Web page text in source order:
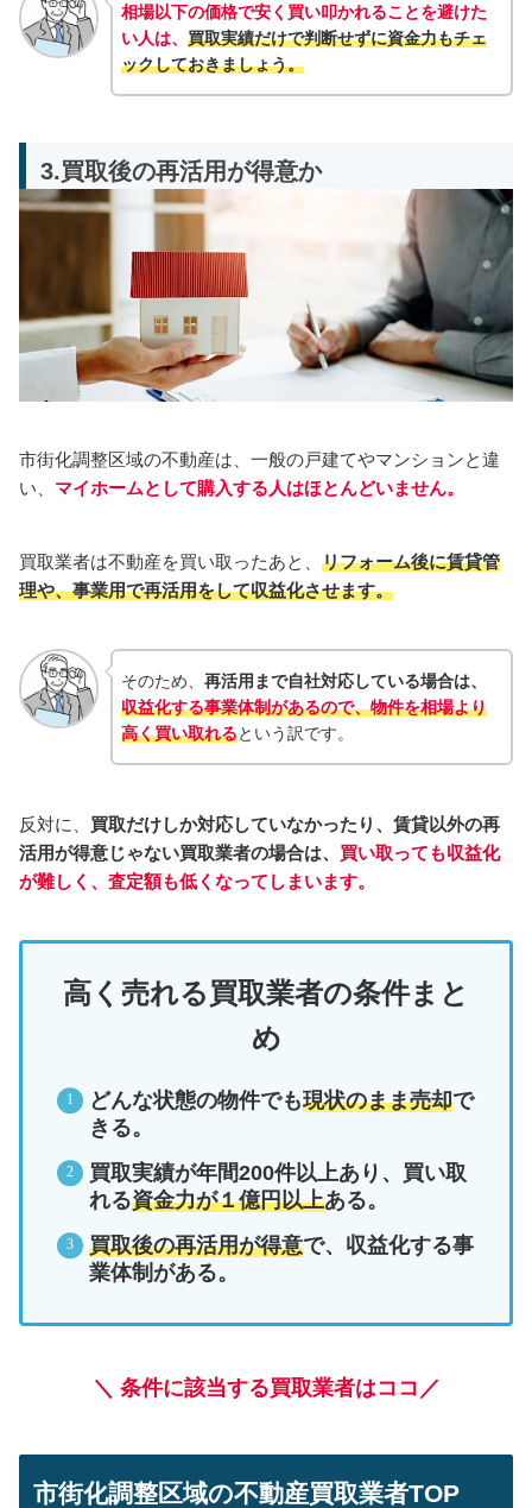
相場以下の価格で安く買い叩かれることを避けた
い人は、 買取実績だけで判断せずに資金力もチェ
ックしておきましょう。
3.買取後の再活用が得意か
市街化調整区域の不動産は、一般の戸建てやマンションと違
い、 マイホームとして購入する人はほとんどいません。
買取業者は不動産を買い取ったあと、 リフォーム後に賃貸管
理や、事業用で再活用をして収益化させます。
そのため、 再活用まで自社対応している場合は、
収益化する事業体制があるので、物件を相場より
高く買い取れるという訳です。
反対に、 買取だけしか対応していなかったり、賃貸以外の再
活用が得意じゃない買取業者の場合は、 買い取っても収益化
が難しく、査定額も低くなってしまいます。
高く売れる買取業者の条件まと
め
どんな状態の物件でも現状のまま売却で
きる。
買取実績が年間200件以上あり、買い取
れる資金力が１億円以上ある。
買取後の再活用が得意で、収益化する事
業体制がある。
＼ 条件に該当する買取業者はココ／
市街化調整区域の不動産買取業者TOP